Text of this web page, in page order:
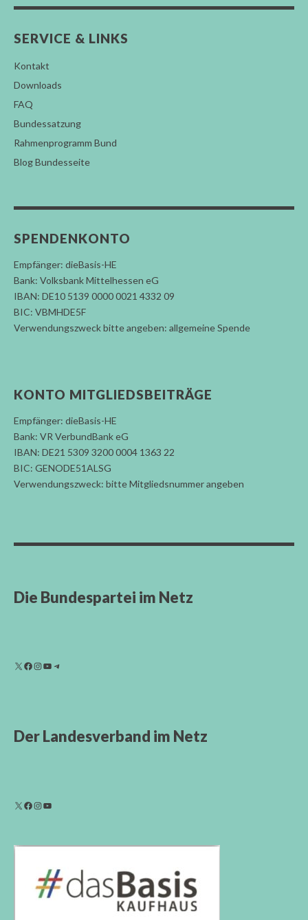
SERVICE & LINKS
Kontakt
Downloads
FAQ
Bundessatzung
Rahmenprogramm Bund
Blog Bundesseite
SPENDENKONTO
Empfänger: dieBasis-HE
Bank: Volksbank Mittelhessen eG
IBAN: DE10 5139 0000 0021 4332 09
BIC: VBMHDE5F
Verwendungszweck bitte angeben: allgemeine Spende
KONTO MITGLIEDSBEITRÄGE
Empfänger: dieBasis-HE
Bank: VR VerbundBank eG
IBAN: DE21 5309 3200 0004 1363 22
BIC: GENODE51ALSG
Verwendungszweck: bitte Mitgliedsnummer angeben
Die Bundespartei im Netz
Der Landesverband im Netz